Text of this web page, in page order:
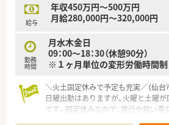
給与
年収450万円～500万円
月給280,000円～320,000円
勤務
時間
月水木金日
09：00～18：30（休憩90分）
※１ヶ月単位の変形労働時間制
＼火土固定休みで予定も充実／（仙台
日曜出勤はありますが、火曜と土曜
です。固定休みなので、旅行や習い